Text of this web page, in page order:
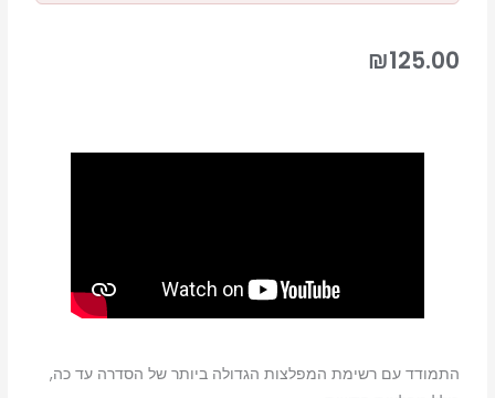
₪125.00
התמודד עם רשימת המפלצות הגדולה ביותר של הסדרה עד כה,